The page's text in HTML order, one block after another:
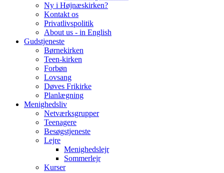
Ny i Højnæskirken?
Kontakt os
Privatlivspolitik
About us - in English
Gudstjeneste
Børnekirken
Teen-kirken
Forbøn
Lovsang
Døves Frikirke
Planlægning
Menighedsliv
Netværksgrupper
Teenagere
Besøgstjeneste
Lejre
Menighedslejr
Sommerlejr
Kurser